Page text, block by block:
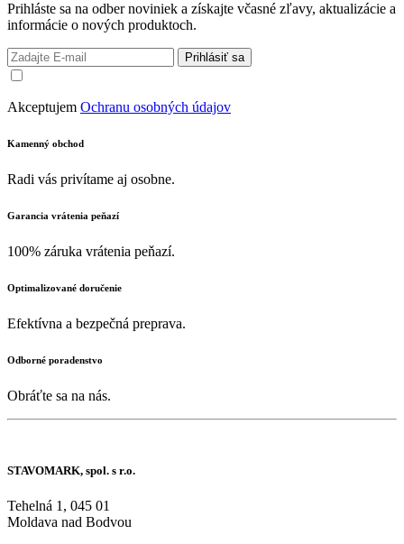
Prihláste sa na odber noviniek a získajte včasné zľavy, aktualizácie a
informácie o nových produktoch.
Prihlásiť sa
Akceptujem Ochranu osobných údajov
Kamenný obchod
Radi vás privítame aj osobne.
Garancia vrátenia peňazí
100% záruka vrátenia peňazí.
Optimalizované doručenie
Efektívna a bezpečná preprava.
Odborné poradenstvo
Obráťte sa na nás.
STAVOMARK, spol. s r.o.
Tehelná 1, 045 01
Moldava nad Bodvou